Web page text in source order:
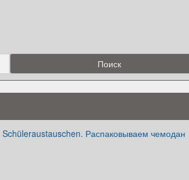
Schüleraustauschen. Распаковываем чемодан